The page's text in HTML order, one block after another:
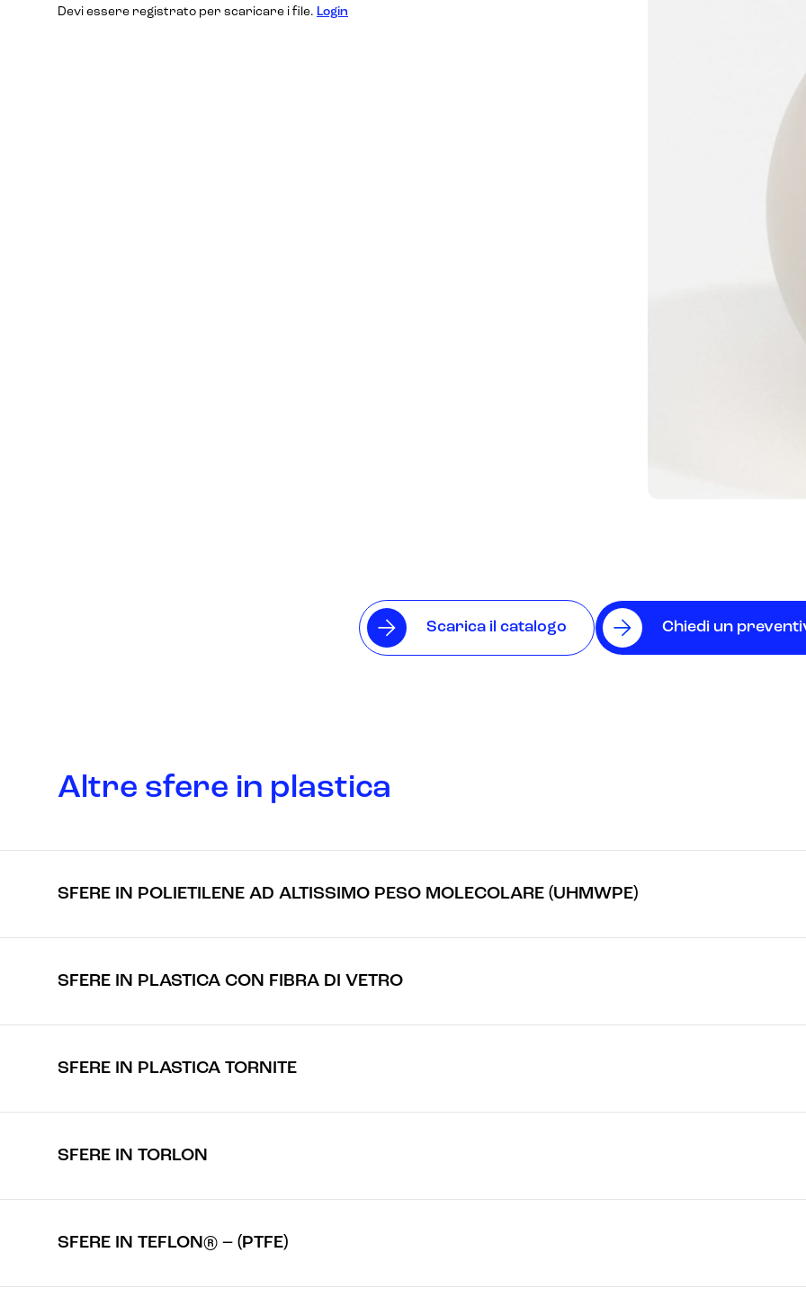
Devi essere registrato per scaricare i file. Login
Scarica il catalogo Chiedi un
Altre sfere in plastica
SFERE IN POLIETILENE AD ALTISSIMO PESO MOLECOLARE (UHMWPE)
SFERE IN PLASTICA CON FIBRA DI VETRO
SFERE IN PLASTICA TORNITE
SFERE IN TORLON
SFERE IN TEFLON® – (PTFE)